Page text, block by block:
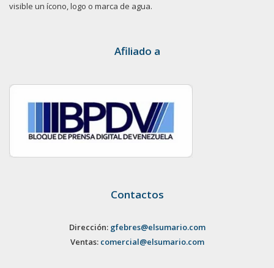
visible un ícono, logo o marca de agua.
Afiliado a
Contactos
Dirección: gfebres@elsumario.com
Ventas: comercial@elsumario.com